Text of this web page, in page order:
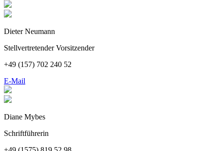
Dieter Neumann
Stellvertretender Vorsitzender
+49 (157) 702 240 52
E-Mail
Diane Mybes
Schriftführerin